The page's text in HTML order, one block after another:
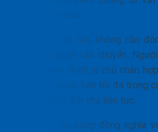
sang người mua.
Không cần ký tên, không cần
báo cho người vận chuyển.
tàu cập bến chính là chủ nhân
tạo ra sự thuận tiện tối đa trong
nơi hàng hóa đổi chủ liên tục.
Tuy nhiên, nó cũng đồng nghĩa